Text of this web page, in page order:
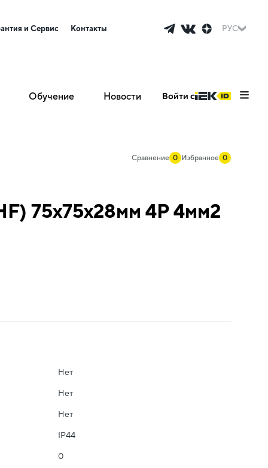
и Сервис Контакты РУС
Обучение Новости Войти с
Сравнение 0 Избранное 0
75х75х28мм 4P 4мм2
Нет
Нет
Нет
IP44
0